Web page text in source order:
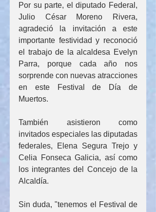
Por su parte, el diputado Federal,
Julio César Moreno Rivera,
agradeció la invitación a este
importante festividad y reconoció
el trabajo de la alcaldesa Evelyn
Parra, porque cada año nos
sorprende con nuevas atracciones
en este Festival de Día de
Muertos.
También asistieron como
invitados especiales las diputadas
federales, Elena Segura Trejo y
Celia Fonseca Galicia, así como
los integrantes del Concejo de la
Alcaldía.
Sin duda, "tenemos el Festival de